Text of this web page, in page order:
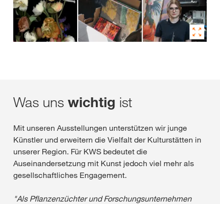
Was uns wichtig ist
Mit unseren Ausstellungen unterstützen wir junge
Künstler und erweitern die Vielfalt der Kulturstätten in
unserer Region. Für KWS bedeutet die
Auseinandersetzung mit Kunst jedoch viel mehr als
gesellschaftliches Engagement.
"Als Pflanzenzüchter und Forschungsunternehmen